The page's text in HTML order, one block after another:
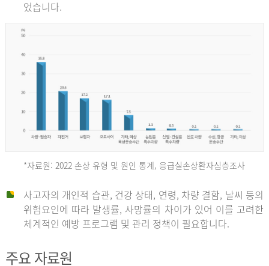
었습니다.
*자료원: 2022 손상 유형 및 원인 통계, 응급실손상환자심층조사
사고자의 개인적 습관, 건강 상태, 연령, 차량 결함, 날씨 등의
위험요인에 따라 발생률, 사망률의 차이가 있어 이를 고려한
체계적인 예방 프로그램 및 관리 정책이 필요합니다.
주요 자료원